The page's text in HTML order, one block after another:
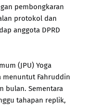
pembongkaran
protokol dan
anggota DPRD
(JPU) Yoga
menuntut Fahruddin
bulan. Sementara
tahapan replik,